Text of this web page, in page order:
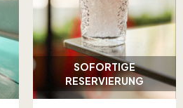
SOFORTIGE
RESERVIERUNG